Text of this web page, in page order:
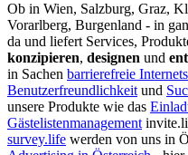
Ob in Wien, Salzburg, Graz,
Vorarlberg, Burgenland - in
da und liefert Services,
konzipieren, designen und
in Sachen barrierefreie
Benutzerfreundlichkeitund
unsere Produkte wie das
Gästelistenmanagement
survey.life werden von uns in